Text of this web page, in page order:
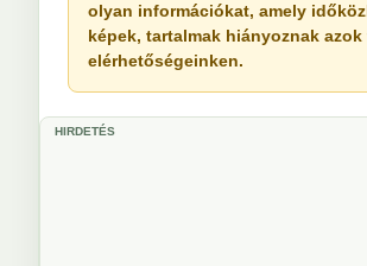
olyan információkat, amely
képek, tartalmak hiányoznak
elérhetőségeinken.
HIRDETÉS